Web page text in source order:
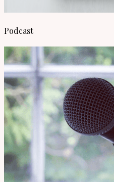
Podcast